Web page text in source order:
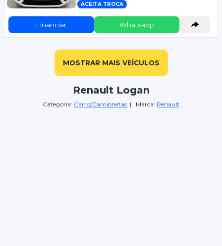
ACEITA TROCA
Financiar Whatsapp
MOSTRAR MAIS VEÍCULOS
Renault Logan
Categoria: Carro/Camionetas | Marca: Renault